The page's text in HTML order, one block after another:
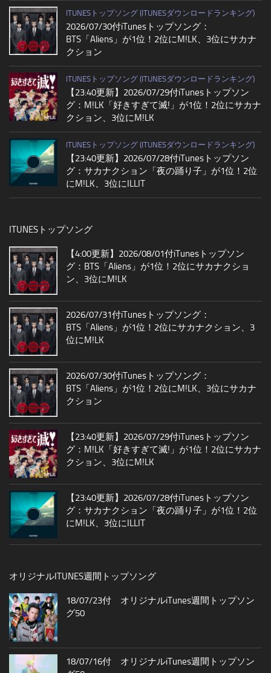
ITUNESトップソング (ITUNESダウンロードランキング)
2026/07/30付iTunesトップソング：
BTS「Aliens」が1位！2位にM!LK、3位にサカナ
クション
ITUNESトップソング (ITUNESダウンロードランキング)
【23:40更新】2026/07/29付iTunesトップソン
グ：M!LK「好きすぎて滅!」が1位！2位にサカナ
クション、3位にM!LK
ITUNESトップソング (ITUNESダウンロードランキング)
【23:40更新】2026/07/28付iTunesトップソン
グ：サカナクション「夜の踊り子」が1位！2位
にM!LK、3位にILLIT
ITUNESトップソング
【4:00更新】2026/08/01付iTunesトップソン
グ：BTS「Aliens」が1位！2位にサカナクショ
ン、3位にM!LK
2026/07/31付iTunesトップソング：
BTS「Aliens」が1位！2位にサカナクション、3
位にM!LK
2026/07/30付iTunesトップソング：
BTS「Aliens」が1位！2位にM!LK、3位にサカナ
クション
【23:40更新】2026/07/29付iTunesトップソン
グ：M!LK「好きすぎて滅!」が1位！2位にサカナ
クション、3位にM!LK
【23:40更新】2026/07/28付iTunesトップソン
グ：サカナクション「夜の踊り子」が1位！2位
にM!LK、3位にILLIT
オリジナルITUNES週間トップソング
18/07/23付 オリジナルiTunes週間トップソン
グ50
18/07/16付 オリジナルiTunes週間トップソン